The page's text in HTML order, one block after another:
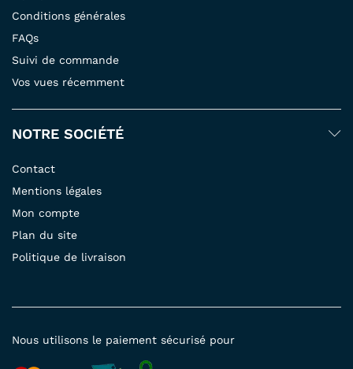
Conditions générales
FAQs
Suivi de commande
Vos vues récemment
NOTRE SOCIÉTÉ
Contact
Mentions légales
Mon compte
Plan du site
Politique de livraison
Nous utilisons le paiement sécurisé pour